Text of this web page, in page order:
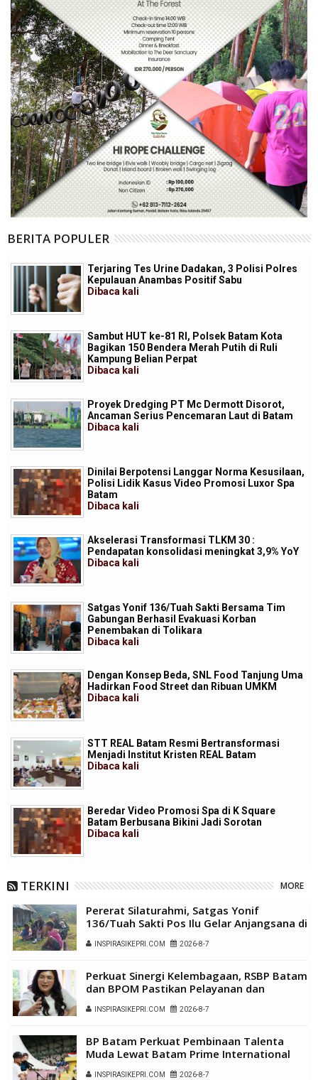
BERITA POPULER
Terjaring Tes Urine Dadakan, 3 Polisi Polres
Kepulauan Anambas Positif Sabu
Dibaca kali
Sambut HUT ke-81 RI, Polsek Batam Kota
Bagikan 150 Bendera Merah Putih di Ruli
Kampung Belian Perpat
Dibaca kali
Proyek Dredging PT Mc Dermott Disorot,
Ancaman Serius Pencemaran Laut di Batam
Dibaca kali
Dinilai Berpotensi Langgar Norma Kesusilaan,
Polisi Lidik Kasus Video Promosi Luxor Spa
Batam
Dibaca kali
Akselerasi Transformasi TLKM 30 :
Pendapatan konsolidasi meningkat 3,9% YoY
Dibaca kali
Satgas Yonif 136/Tuah Sakti Bersama Tim
Gabungan Berhasil Evakuasi Korban
Penembakan di Tolikara
Dibaca kali
Dengan Konsep Beda, SNL Food Tanjung Uma
Hadirkan Food Street dan Ribuan UMKM
Dibaca kali
STT REAL Batam Resmi Bertransformasi
Menjadi Institut Kristen REAL Batam
Dibaca kali
Beredar Video Promosi Spa di K Square
Batam Berbusana Bikini Jadi Sorotan
Dibaca kali
TERKINI MORE
Pererat Silaturahmi, Satgas Yonif
136/Tuah Sakti Pos Ilu Gelar Anjangsana di
Kampung Alukme
INSPIRASIKEPRI.COM 2026-8-7
Perkuat Sinergi Kelembagaan, RSBP Batam
dan BPOM Pastikan Pelayanan dan
Ketersediaan Obat Aman
INSPIRASIKEPRI.COM 2026-8-7
BP Batam Perkuat Pembinaan Talenta
Muda Lewat Batam Prime International
Grassroot Football Festival 2026
INSPIRASIKEPRI.COM 2026-8-7